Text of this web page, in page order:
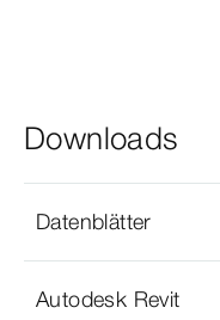
Downloads
Datenblätter
Autodesk Revit